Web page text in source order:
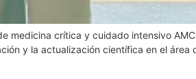
medicina crítica y cuidado intensivo
y la actualización científica en el área